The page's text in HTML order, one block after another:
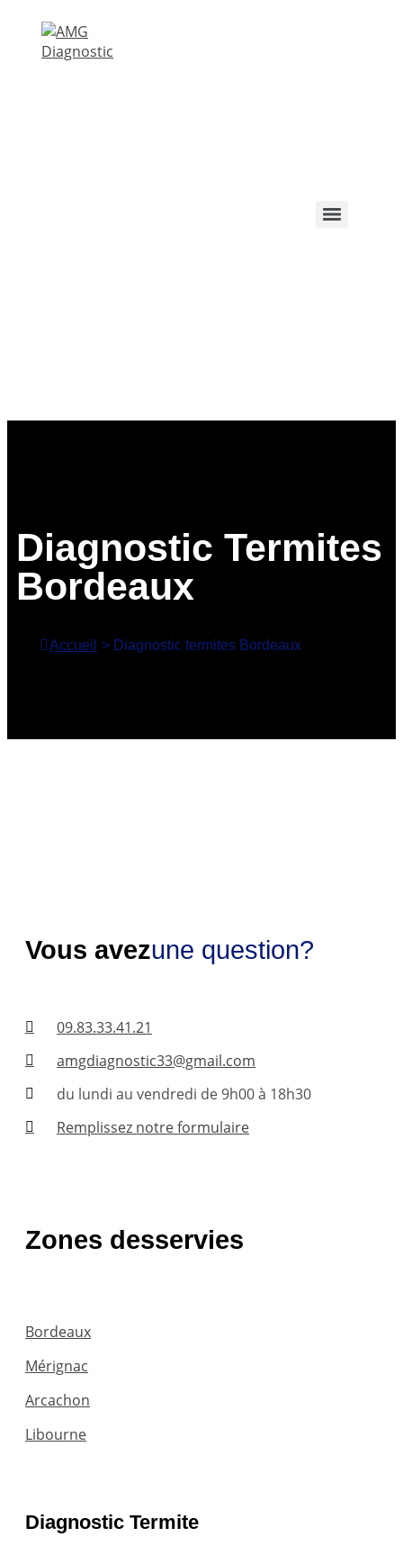
Diagnostic Termites
Bordeaux
Accueil > Diagnostic termites Bordeaux
Vous avezune question?
09.83.33.41.21
amgdiagnostic33@gmail.com
du lundi au vendredi de 9h00 à 18h30
Remplissez notre formulaire
Zones desservies
Bordeaux
Mérignac
Arcachon
Libourne
Diagnostic Termite